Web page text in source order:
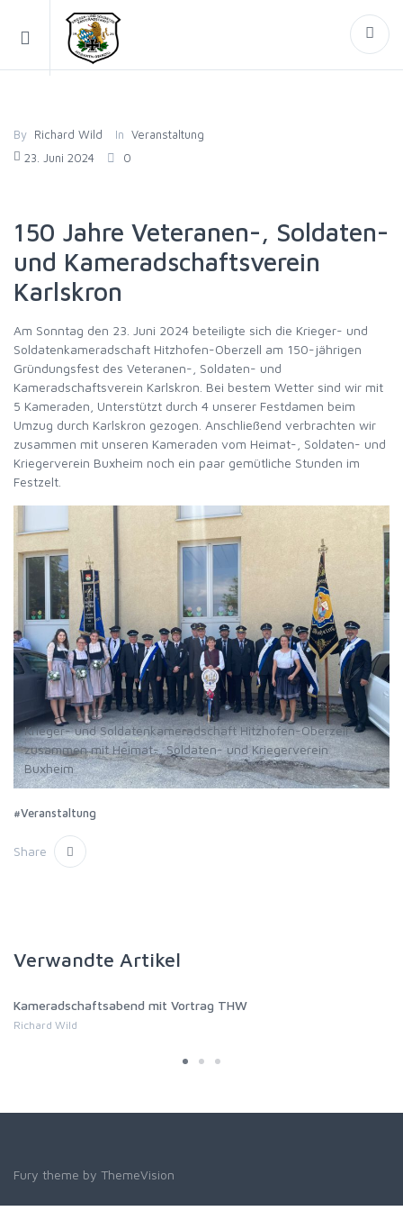
By Richard Wild In Veranstaltung
23. Juni 2024
0
150 Jahre Veteranen-, Soldaten-
und Kameradschaftsverein
Karlskron
Am Sonntag den 23. Juni 2024 beteiligte sich die Krieger- und
Soldatenkameradschaft Hitzhofen-Oberzell am 150-jährigen
Gründungsfest des Veteranen-, Soldaten- und
Kameradschaftsverein Karlskron. Bei bestem Wetter sind wir mit
5 Kameraden, Unterstützt durch 4 unserer Festdamen beim
Umzug durch Karlskron gezogen. Anschließend verbrachten wir
zusammen mit unseren Kameraden vom Heimat-, Soldaten- und
Kriegerverein Buxheim noch ein paar gemütliche Stunden im
Festzelt.
Krieger- und Soldatenkameradschaft Hitzhofen-Oberzell
zusammen mit Heimat-, Soldaten- und Kriegerverein
Buxheim
#Veranstaltung
Share
Verwandte Artikel
Kameradschaftsabend mit Vortrag THW
Richard Wild
Fury theme by ThemeVision